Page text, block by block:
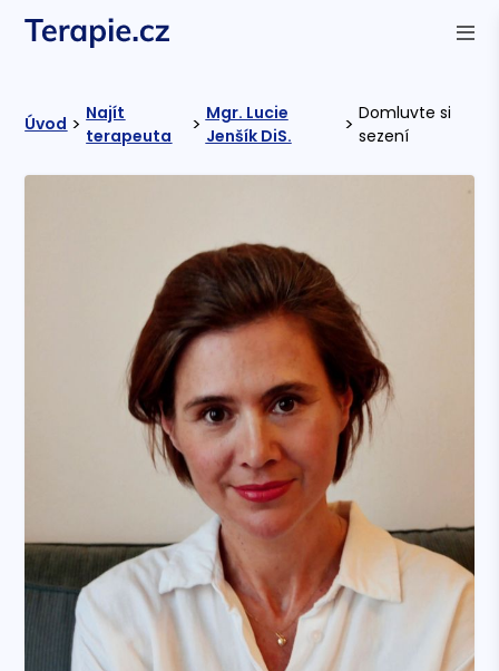
Úvod > Najít
terapeuta
> Mgr. Lucie
Jenšík DiS.
> Domluvte si
sezení